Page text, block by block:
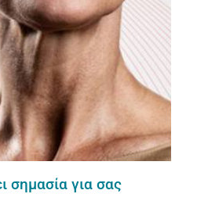
σημασία για σας